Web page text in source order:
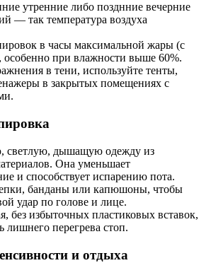
утренние либо позднние вечерние
— так температура воздуха
в часы максимальной жары (с
особенно при влажности выше 60%.
в тени, используйте тенты,
в закрытых помещениях с
светлую, дышащую одежду из
Она уменьшает
и способствует испарению пота.
банданы или капюшоны, чтобы
удар по голове и лице.
без избыточных пластиковых вставок,
лишнего перегрева стоп.
и отдыха